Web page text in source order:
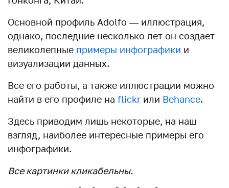
Основной профиль Adolfo — иллюстрация,
однако, последние несколько лет он создает
великолепные примеры инфографики и
визуализации данных.
Все его работы, а также иллюстрации можно
найти в его профиле на flickr или Behance.
Здесь приводим лишь некоторые, на наш
взгляд, наиболее интересные примеры его
инфографики.
Все картинки кликабельны.